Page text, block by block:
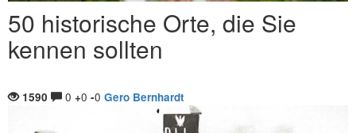
50 historische Orte, die Sie
kennen sollten
1590 0 +0 -0 Gero Bernhardt